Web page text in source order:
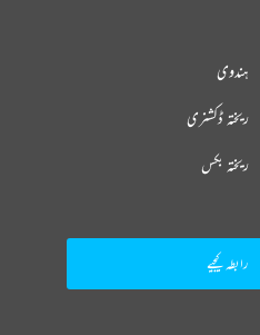
ہندوی
ریختہ ڈکشنری
ریختہ بکس
رابطہ کیجیے